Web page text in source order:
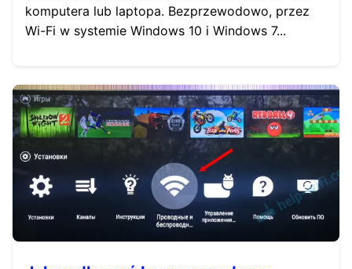
komputera lub laptopa. Bezprzewodowo, przez
Wi-Fi w systemie Windows 10 i Windows 7...